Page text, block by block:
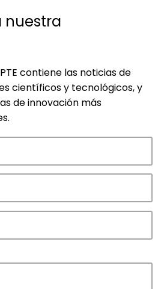
que impulsan la
parques de APTE.
nuestra
contiene las noticias de
científicos y tecnológicos, y
de innovación más